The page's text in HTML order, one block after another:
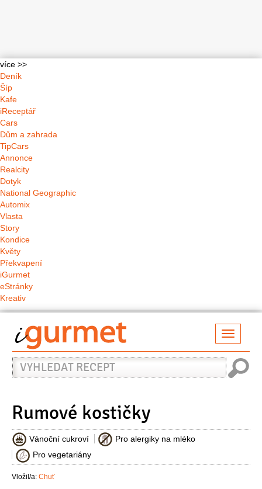
více >>
Deník
Šíp
Kafe
iReceptář
Cars
Dům a zahrada
TipCars
Annonce
Realcity
Dotyk
National Geographic
Automix
Vlasta
Story
Kondice
Květy
Překvapení
iGurmet
eStránky
Kreativ
Vyhledat
recept
Rumové kostičky
Vánoční cukroví
Pro alergiky na mléko
Pro vegetariány
Vložil/a: Chuť